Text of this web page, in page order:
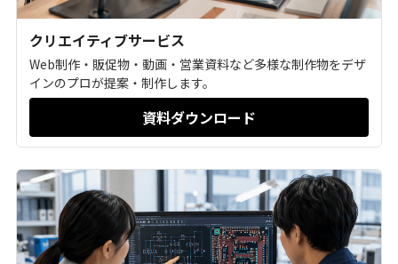
クリエイティブサービス
Web制作・販促物・動画・営業資料など多様な制作物をデザ
インのプロが提案・制作します。
資料ダウンロード